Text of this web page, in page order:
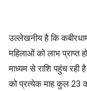
उल्लेखनीय है कि
महिलाओं को लाभ प्राप्त
माध्यम से राशि पहुंच
को प्रत्येक माह कुल 23